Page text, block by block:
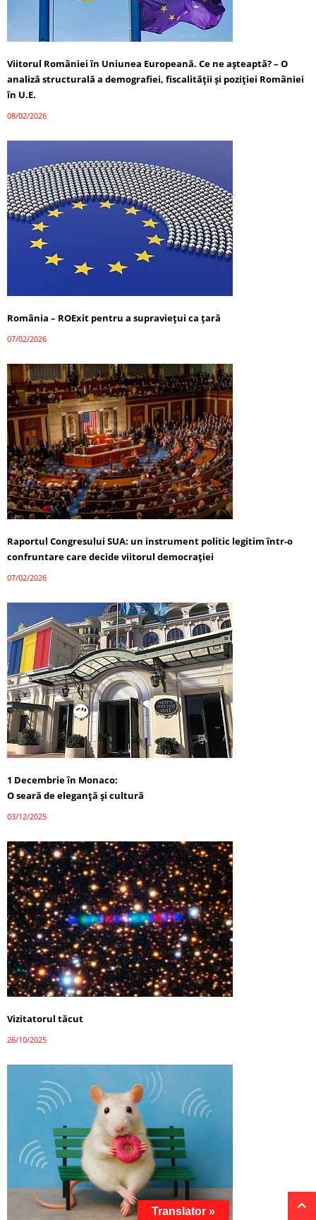
Viitorul României în Uniunea Europeană. Ce ne așteaptă? – O
analiză structurală a demografiei, fiscalității și poziției României
în U.E.
08/02/2026
România – ROExit pentru a supraviețui ca țară
07/02/2026
Raportul Congresului SUA: un instrument politic legitim într-o
confruntare care decide viitorul democrației
07/02/2026
1 Decembrie în Monaco:
O seară de eleganță și cultură
03/12/2025
Vizitatorul tăcut
26/10/2025
Translator »